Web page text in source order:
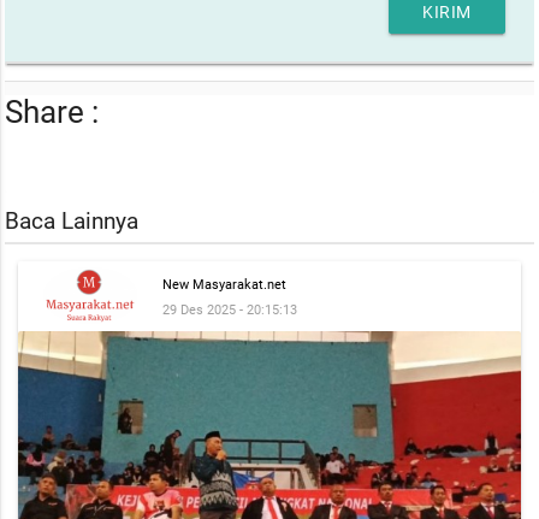
KIRIM
Share :
Baca Lainnya
New Masyarakat.net
29 Des 2025 - 20:15:13